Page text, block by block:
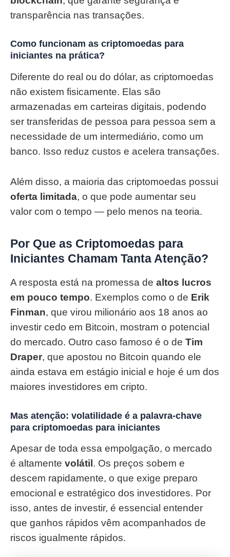
transparência nas transações.
Como funcionam as criptomoedas para
iniciantes na prática?
Diferente do real ou do dólar, as criptomoedas
não existem fisicamente. Elas são
armazenadas em carteiras digitais, podendo
ser transferidas de pessoa para pessoa sem a
necessidade de um intermediário, como um
banco. Isso reduz custos e acelera transações.
Além disso, a maioria das criptomoedas possui
oferta limitada, o que pode aumentar seu
valor com o tempo — pelo menos na teoria.
Por Que as Criptomoedas para
Iniciantes Chamam Tanta Atenção?
A resposta está na promessa de altos lucros
em pouco tempo. Exemplos como o de Erik
Finman, que virou milionário aos 18 anos ao
investir cedo em Bitcoin, mostram o potencial
do mercado. Outro caso famoso é o de Tim
Draper, que apostou no Bitcoin quando ele
ainda estava em estágio inicial e hoje é um dos
maiores investidores em cripto.
Mas atenção: volatilidade é a palavra-chave
para criptomoedas para iniciantes
Apesar de toda essa empolgação, o mercado
é altamente volátil . Os preços sobem e
descem rapidamente, o que exige preparo
emocional e estratégico dos investidores. Por
isso, antes de investir, é essencial entender
que ganhos rápidos vêm acompanhados de
riscos igualmente rápidos.